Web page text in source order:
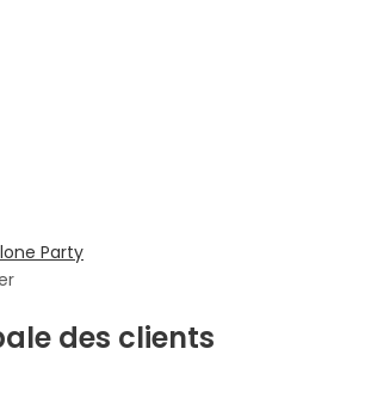
Party
des clients